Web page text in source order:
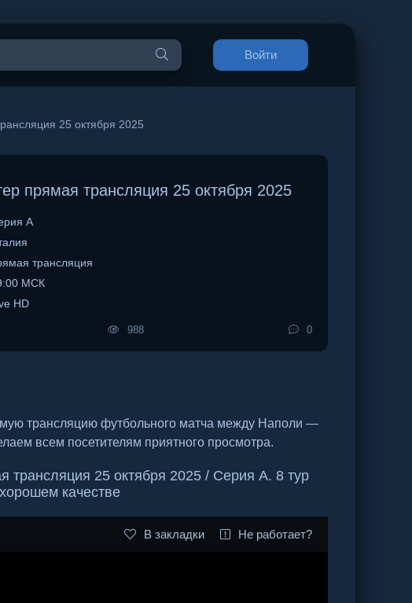
Войти
25 октября 2025
прямая трансляция 25 октября 2025
А
трансляция
МСК
HD
988 0
трансляцию футбольного матча между Наполи —
всем посетителям приятного просмотра.
25 октября 2025 / Серия А. 8 тур
качестве
В закладки Не работает?